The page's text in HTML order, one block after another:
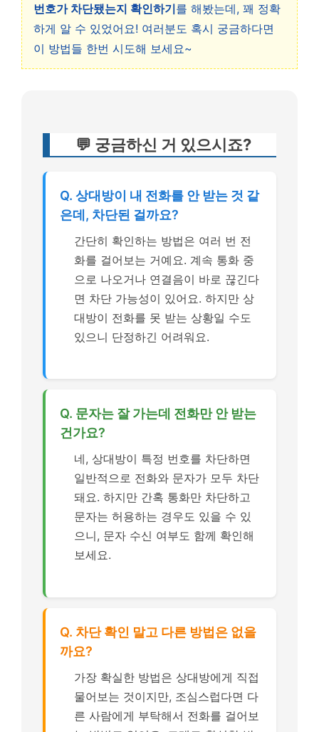
번호가 차단됐는지 확인하기를 해봤는데, 꽤 정확
하게 알 수 있었어요! 여러분도 혹시 궁금하다면
이 방법들 한번 시도해 보세요~
💬 궁금하신 거 있으시죠?
Q. 상대방이 내 전화를 안 받는 것 같
은데, 차단된 걸까요?
간단히 확인하는 방법은 여러 번 전
화를 걸어보는 거예요. 계속 통화 중
으로 나오거나 연결음이 바로 끊긴다
면 차단 가능성이 있어요. 하지만 상
대방이 전화를 못 받는 상황일 수도
있으니 단정하긴 어려워요.
Q. 문자는 잘 가는데 전화만 안 받는
건가요?
네, 상대방이 특정 번호를 차단하면
일반적으로 전화와 문자가 모두 차단
돼요. 하지만 간혹 통화만 차단하고
문자는 허용하는 경우도 있을 수 있
으니, 문자 수신 여부도 함께 확인해
보세요.
Q. 차단 확인 말고 다른 방법은 없을
까요?
가장 확실한 방법은 상대방에게 직접
물어보는 것이지만, 조심스럽다면 다
른 사람에게 부탁해서 전화를 걸어보